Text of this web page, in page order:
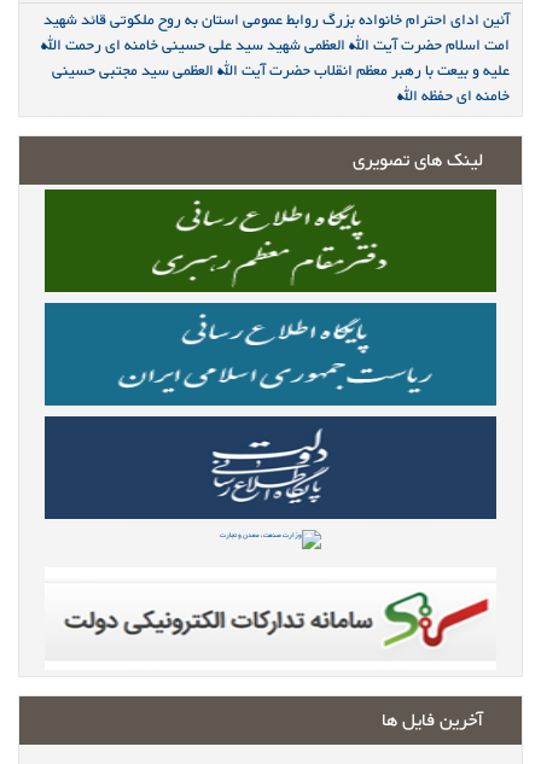
آئین ادای احترام خانواده بزرگ روابط عمومی استان به روح ملکوتی قائد شهید
امت اسلام حضرت آیت الله العظمی شهید سید علی حسینی خامنه ای رحمت الله
علیه و بیعت با رهبر معظم انقلاب حضرت آیت الله العظمی سید مجتبی حسینی
خامنه ای حفظه الله
لینک های تصویری
آخرین فایل ها